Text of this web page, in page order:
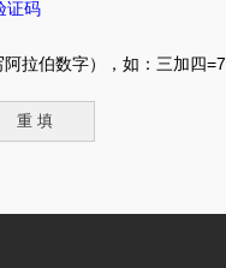
拉伯数字），如：三加四=7